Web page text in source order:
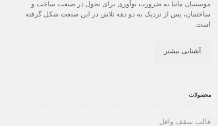
موسسان ماتیا به ضرورت نوآوری برای تحول در صنعت ساخت و
ساختمان، پس از نزدیک به دو دهه تلاش در این صنعت شکل گرفته
است.
آشنایی بیشتر
محصولات
قالب سقف وافل